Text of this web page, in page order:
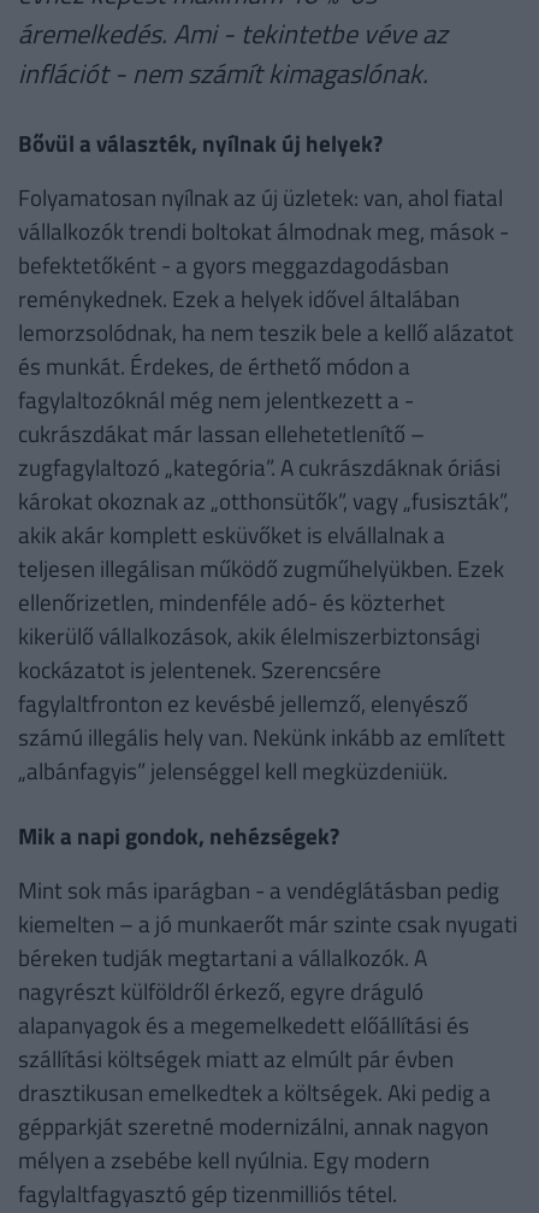
áremelkedés. Ami - tekintetbe véve az
inflációt - nem számít kimagaslónak.
Bővül a választék, nyílnak új helyek?
Folyamatosan nyílnak az új üzletek: van, ahol fiatal
vállalkozók trendi boltokat álmodnak meg, mások -
befektetőként - a gyors meggazdagodásban
reménykednek. Ezek a helyek idővel általában
lemorzsolódnak, ha nem teszik bele a kellő alázatot
és munkát. Érdekes, de érthető módon a
fagylaltozóknál még nem jelentkezett a -
cukrászdákat már lassan ellehetetlenítő –
zugfagylaltozó „kategória”. A cukrászdáknak óriási
károkat okoznak az „otthonsütők”, vagy „fusiszták”,
akik akár komplett esküvőket is elvállalnak a
teljesen illegálisan működő zugműhelyükben. Ezek
ellenőrizetlen, mindenféle adó- és közterhet
kikerülő vállalkozások, akik élelmiszerbiztonsági
kockázatot is jelentenek. Szerencsére
fagylaltfronton ez kevésbé jellemző, elenyésző
számú illegális hely van. Nekünk inkább az említett
„albánfagyis” jelenséggel kell megküzdeniük.
Mik a napi gondok, nehézségek?
Mint sok más iparágban - a vendéglátásban pedig
kiemelten – a jó munkaerőt már szinte csak nyugati
béreken tudják megtartani a vállalkozók. A
nagyrészt külföldről érkező, egyre dráguló
alapanyagok és a megemelkedett előállítási és
szállítási költségek miatt az elmúlt pár évben
drasztikusan emelkedtek a költségek. Aki pedig a
gépparkját szeretné modernizálni, annak nagyon
mélyen a zsebébe kell nyúlnia. Egy modern
fagylaltfagyasztó gép tizenmilliós tétel.